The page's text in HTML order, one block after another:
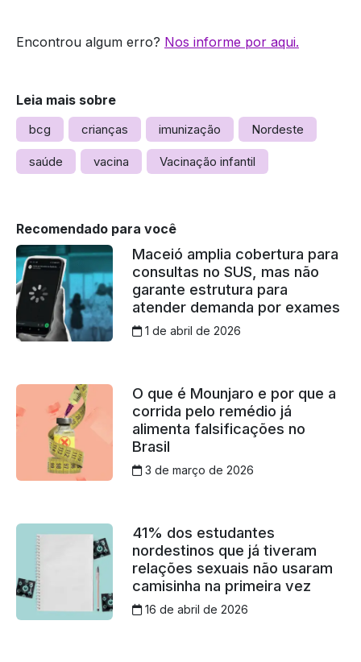
Encontrou algum erro? Nos informe por aqui.
Leia mais sobre
bcg crianças imunização Nordeste
saúde vacina Vacinação infantil
Recomendado para você
Maceió amplia cobertura para
consultas no SUS, mas não
garante estrutura para
atender demanda por exames
1 de abril de 2026
O que é Mounjaro e por que a
corrida pelo remédio já
alimenta falsificações no
Brasil
3 de março de 2026
41% dos estudantes
nordestinos que já tiveram
relações sexuais não usaram
camisinha na primeira vez
16 de abril de 2026